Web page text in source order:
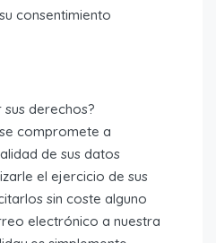
consentimiento
derechos?
se compromete a
de sus datos
el ejercicio de sus
sin coste alguno
electrónico a nuestra